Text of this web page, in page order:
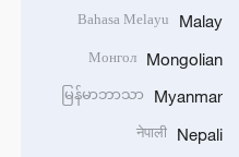
Malay
Bahasa Melayu
Mongolian
Монгол
Myanmar
မြန်မာဘာသာ
Nepali
नेपाली